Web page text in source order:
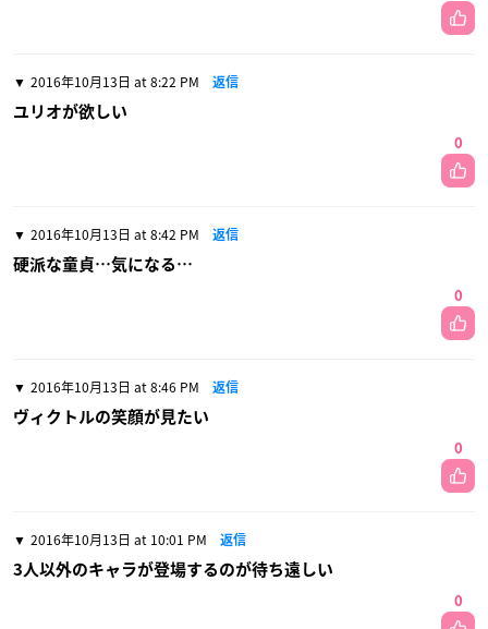
2016年10月13日 at 8:22 PM 返信
ユリオが欲しい
0
2016年10月13日 at 8:42 PM 返信
硬派な童貞…気になる…
0
2016年10月13日 at 8:46 PM 返信
ヴィクトルの笑顔が見たい
0
2016年10月13日 at 10:01 PM 返信
3人以外のキャラが登場するのが待ち遠しい
0